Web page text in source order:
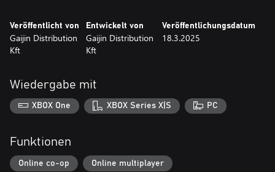
Veröffentlicht von
Gaijin Distribution
Kft
Entwickelt von
Gaijin Distribution
Kft
Veröffentlichungsdatum
18.3.2025
Wiedergabe mit
XBOX One XBOX Series X|S PC
Funktionen
Online co-op Online multiplayer